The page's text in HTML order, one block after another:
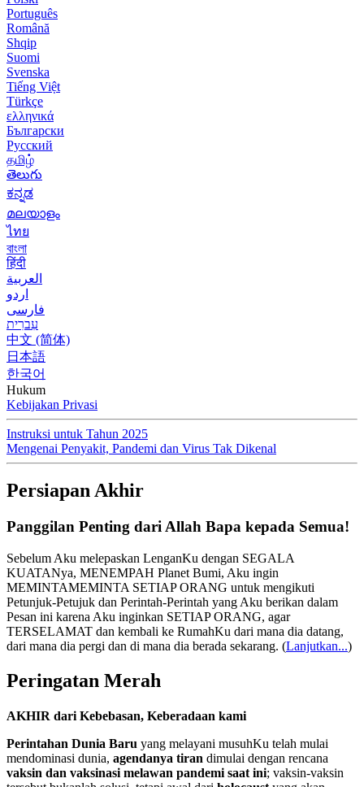
Português
Română
Shqip
Suomi
Svenska
Tiếng Việt
Türkçe
ελληνικά
Български
Русский
தமிழ்
తెలుగు
ಕನ್ನಡ
മലയാളം
ไทย
বাংলা
हिंदी
العربية
اردو
فارسی
עִברִית
中文 (简体)
日本語
한국어
Hukum
Kebijakan Privasi
Instruksi untuk Tahun 2025
Mengenai Penyakit, Pandemi dan Virus Tak Dikenal
Persiapan Akhir
Panggilan Penting dari Allah Bapa kepada Semua!
Sebelum Aku melepaskan LenganKu dengan SEGALA
KUATANya, MENEMPAH Planet Bumi, Aku ingin
MEMINTAMEMINTA SETIAP ORANG untuk mengikuti
Petunjuk-Petujuk dan Perintah-Perintah yang Aku berikan dalam
Pesan ini karena Aku inginkan SETIAP ORANG, agar
TERSELAMAT dan kembali ke RumahKu dari mana dia datang,
dari mana dia pergi dan di mana dia berada sekarang. (Lanjutkan...)
Peringatan Merah
AKHIR dari Kebebasan, Keberadaan kami
Perintahan Dunia Baru yang melayani musuhKu telah mulai
mendominasi dunia, agendanya tiran dimulai dengan rencana
vaksin dan vaksinasi melawan pandemi saat ini; vaksin-vaksin